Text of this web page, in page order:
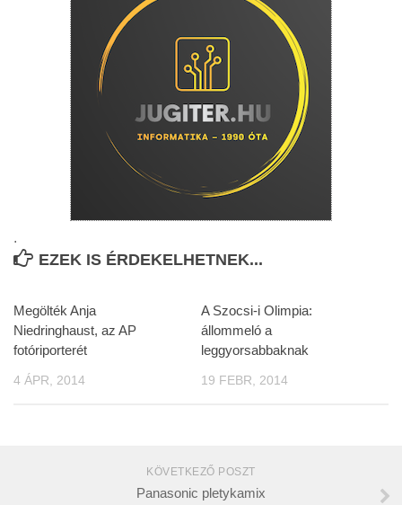
.
EZEK IS ÉRDEKELHETNEK...
Megölték Anja
Niedringhaust, az AP
fotóriporterét
4 ÁPR, 2014
A Szocsi-i Olimpia:
állommeló a
leggyorsabbaknak
19 FEBR, 2014
KÖVETKEZŐ POSZT
Panasonic pletykamix